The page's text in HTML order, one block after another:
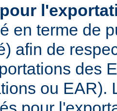
en terme de
afin de
des
ou EAR).